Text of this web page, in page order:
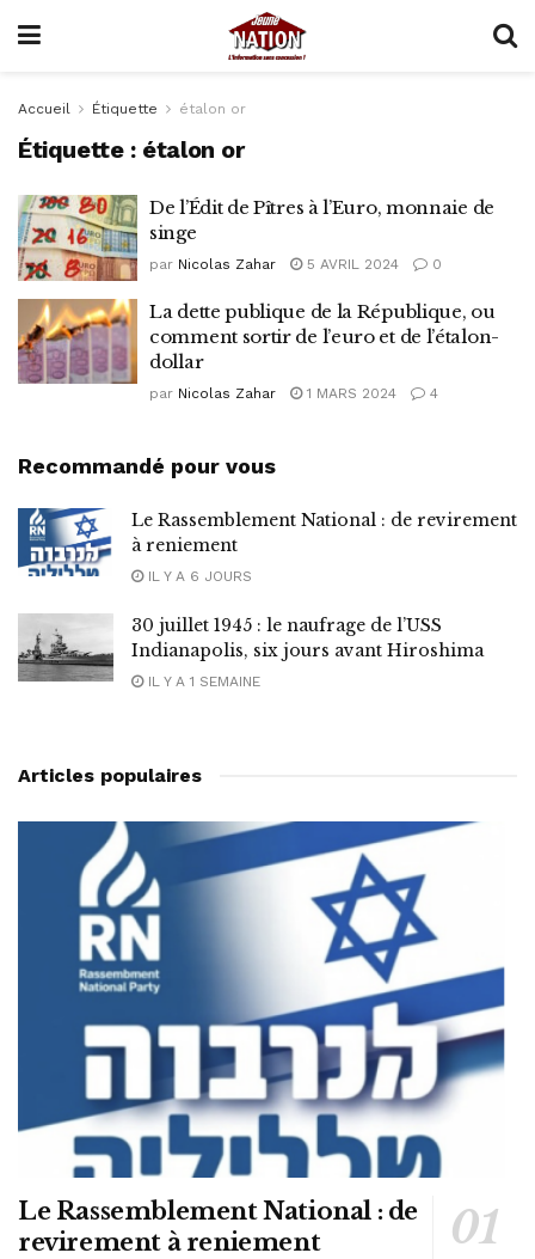
Accueil Étiquette étalon or
Étiquette : étalon or
De l’Édit de Pîtres à l’Euro, monnaie de
singe
par Nicolas Zahar 5 AVRIL 2024 0
La dette publique de la République, ou
comment sortir de l’euro et de l’étalon-
dollar
par Nicolas Zahar 1 MARS 2024 4
Recommandé pour vous
Le Rassemblement National : de revirement
à reniement
IL Y A 6 JOURS
30 juillet 1945 : le naufrage de l’USS
Indianapolis, six jours avant Hiroshima
IL Y A 1 SEMAINE
Articles populaires
Le Rassemblement National : de
revirement à reniement